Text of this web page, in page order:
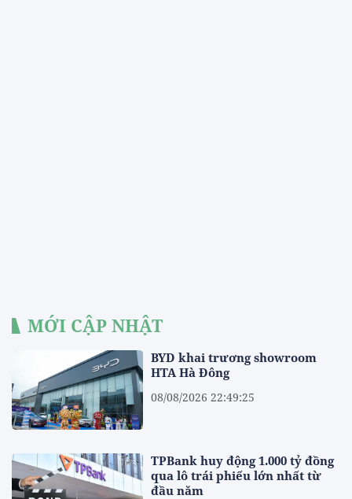
MỚI CẬP NHẬT
BYD khai trương showroom
HTA Hà Đông
08/08/2026 22:49:25
TPBank huy động 1.000 tỷ đồng
qua lô trái phiếu lớn nhất từ
đầu năm